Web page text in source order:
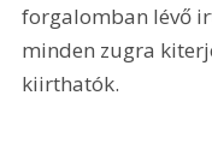
forgalomban lévő
minden zugra
kiirthatók.